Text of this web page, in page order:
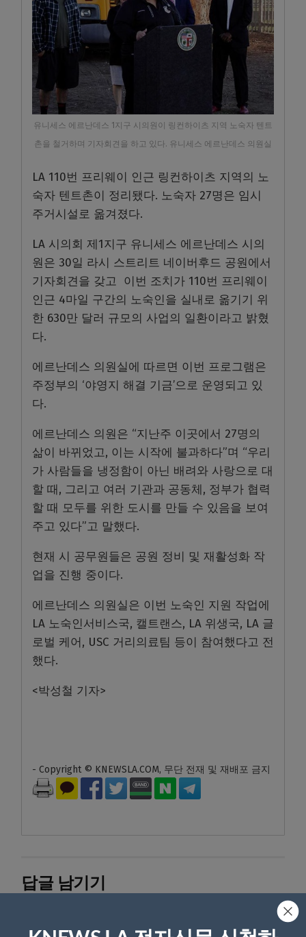
유니세스 에르난데스 1지구 시의원이 링컨하이츠 지역 노숙자 텐트
촌을 철거하며 기자회견을 하고 있다. 유니세스 에르난데스 의원실
LA 110번 프리웨이 인근 링컨하이츠 지역의 노
숙자 텐트촌이 정리됐다. 노숙자 27명은 임시
주거시설로 옮겨졌다.
LA 시의회 제1지구 유니세스 에르난데스 시의
원은 30일 라시 스트리트 네이버후드 공원에서
기자회견을 갖고 이번 조치가 110번 프리웨이
인근 4마일 구간의 노숙인을 실내로 옮기기 위
한 630만 달러 규모의 사업의 일환이라고 밝혔
다.
에르난데스 의원실에 따르면 이번 프로그램은
주정부의 ‘야영지 해결 기금’으로 운영되고 있
다.
에르난데스 의원은 “지난주 이곳에서 27명의
삶이 바뀌었고, 이는 시작에 불과하다”며 “우리
가 사람들을 냉정함이 아닌 배려와 사랑으로 대
할 때, 그리고 여러 기관과 공동체, 정부가 협력
할 때 모두를 위한 도시를 만들 수 있음을 보여
주고 있다”고 말했다.
현재 시 공무원들은 공원 정비 및 재활성화 작
업을 진행 중이다.
에르난데스 의원실은 이번 노숙인 지원 작업에
LA 노숙인서비스국, 캘트랜스, LA 위생국, LA 글
로벌 케어, USC 거리의료팀 등이 참여했다고 전
했다.
<박성철 기자>
- Copyright © KNEWSLA.COM, 무단 전재 및 재배포 금지
답글 남기기
로 표시됩니